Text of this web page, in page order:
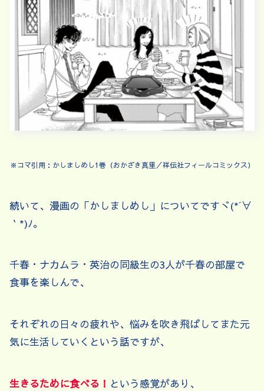
※コマ引用：かしましめし1巻（おかざき真里／祥伝社フィールコミックス）
続いて、漫画の「かしましめし」についてですヾ(*´∀
｀*)ﾉ。
千春・ナカムラ・英治の同級生の3人が千春の部屋で
食事を楽しんで、
それぞれの日々の疲れや、悩みを吹き飛ばしてまた元
気に生活していくという話ですが、
生きるために食べる！ という感覚があり、